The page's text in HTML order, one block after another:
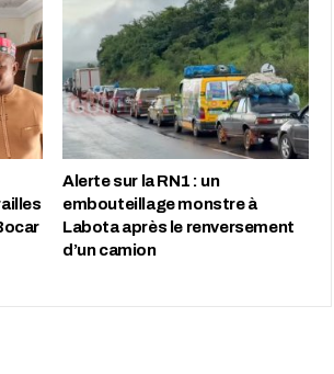
Alerte sur la RN1 : un
embouteillage monstre à
Labota après le renversement
d’un camion